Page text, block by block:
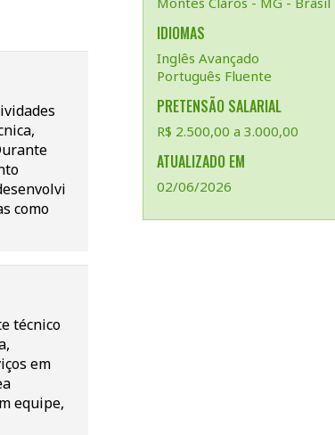
IDIOMAS
Inglês Avançado
Português Fluente
PRETENSÃO SALARIAL
R$ 2.500,00 a 3.000,00
ATUALIZADO EM
02/06/2026
como
técnico
em
equipe,